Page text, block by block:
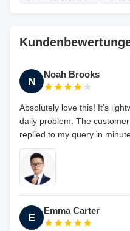
N
Noah Brooks
Absolutely love this! It’s
daily problem. The
replied to my query in
E
Emma Carter